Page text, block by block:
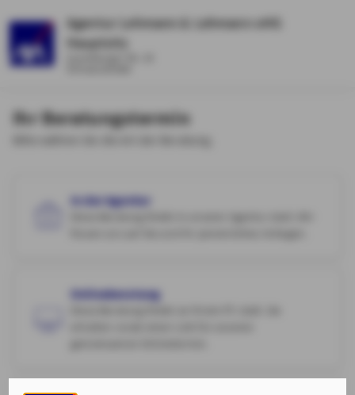
Agentur Lehmann & Lehmann oHG
Hauptsitz
Ihr Beratungstermin
In der Agentur
Onlineberatung